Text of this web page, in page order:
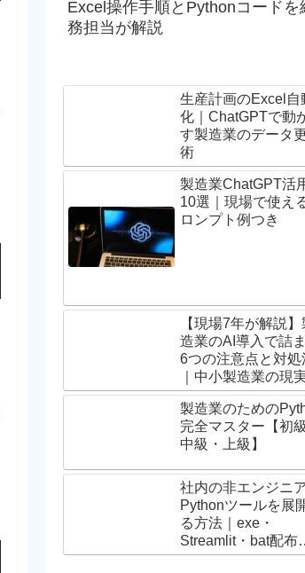
Excel操作手順とPythonコードを
務担当が解説
生産計画のExcel自
化｜ChatGPTで動
す製造業のデータ
術
製造業ChatGPT活
10選｜現場で使え
ロンプト例つき
【現場7年が解説】
造業のAI導入で詰
6つの注意点と対処
｜中小製造業の現
製造業のための
完全マスター【初
中級・上級】
社内の非エンジニ
Pythonツールを展
る方法｜exe・
Streamlit・bat配布
選び方と手順